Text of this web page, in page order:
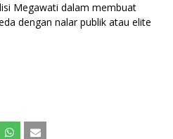
Megawati dalam membuat
dengan nalar publik atau elite